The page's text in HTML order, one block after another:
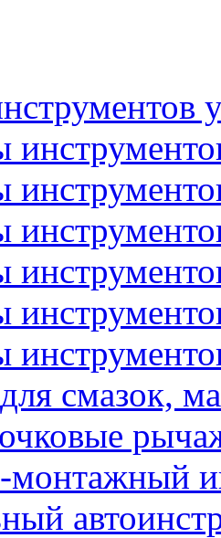
смазок,
монтажный